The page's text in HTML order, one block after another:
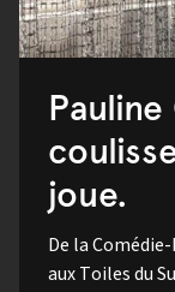
joue.
De la
aux Toiles du